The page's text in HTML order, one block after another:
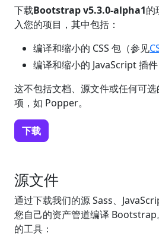
下载Bootstrap v5.3.0-alpha1的
入您的项目，其中包括：
编译和缩小的 CSS 包（参见
编译和缩小的 JavaScript 插
这不包括文档、源文件或任何可
项，如 Popper。
下载
源文件
通过下载我们的源 Sass、
您自己的资产管道编译
的工具：